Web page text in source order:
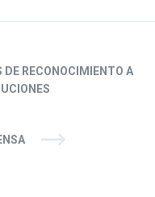
RECONOCIMIENTO A